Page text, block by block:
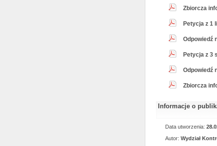
Zbiorcza
Petycja z 1
Odpowiedź
Petycja z 3
Odpowiedź
Zbiorcza
Informacje o
Data utworzenia:
Autor: Wydział